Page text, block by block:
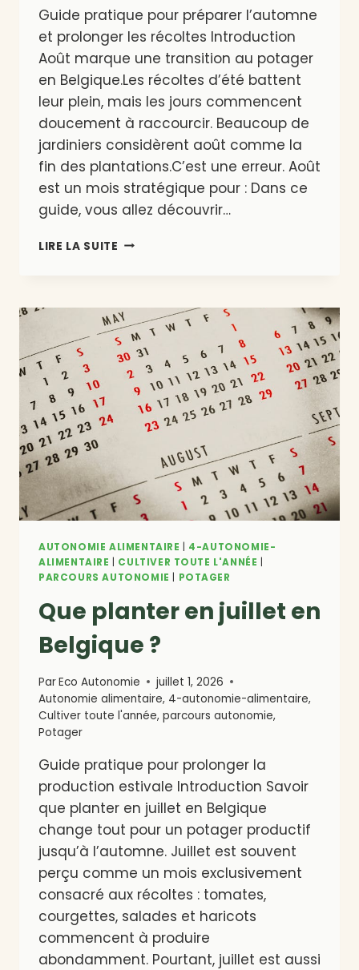
Guide pratique pour préparer l’automne
et prolonger les récoltes Introduction
Août marque une transition au potager
en Belgique.Les récoltes d’été battent
leur plein, mais les jours commencent
doucement à raccourcir. Beaucoup de
jardiniers considèrent août comme la
fin des plantations.C’est une erreur. Août
est un mois stratégique pour : Dans ce
guide, vous allez découvrir…
LIRE LA SUITE QUE
EN
BELGIQUE
?
AUTONOMIE ALIMENTAIRE
4-AUTONOMIE-
ALIMENTAIRE
CULTIVER TOUTE L'ANNÉE
PARCOURS AUTONOMIE
POTAGER
Que planter en juillet en
Belgique ?
ParEco Autonomie
juillet 1, 2026
Autonomie alimentaire, 4-autonomie-alimentaire,
Cultiver toute l'année, parcours autonomie,
Potager
Guide pratique pour prolonger la
production estivale Introduction Savoir
que planter en juillet en Belgique
change tout pour un potager productif
jusqu’à l’automne. Juillet est souvent
perçu comme un mois exclusivement
consacré aux récoltes : tomates,
courgettes, salades et haricots
commencent à produire
abondamment. Pourtant, juillet est aussi